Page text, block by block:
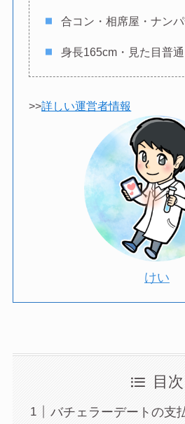
合コン・相席屋・ナン
身長165cm・見た目普通
>>詳しい運営者情報
けい
目次
バチェラーデートの支